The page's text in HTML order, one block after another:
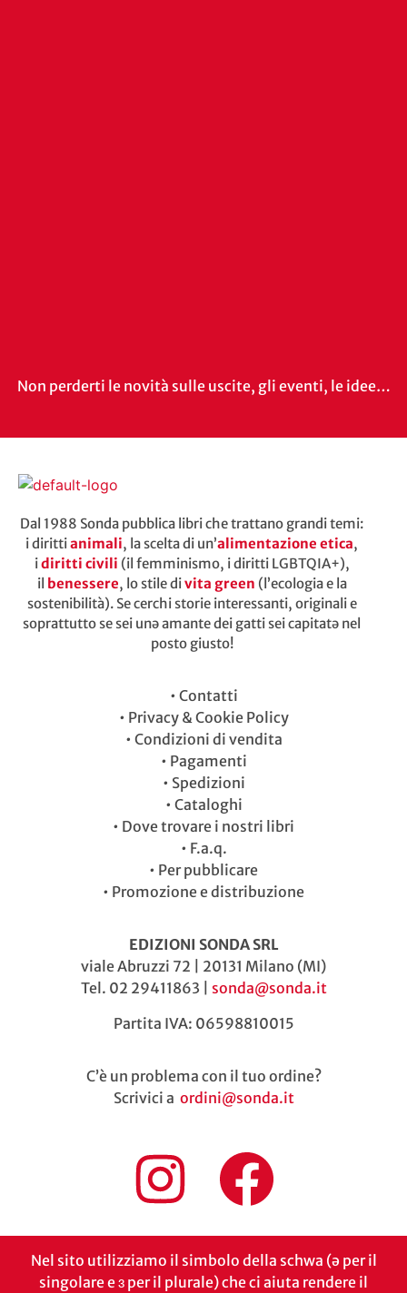
Non perderti le novità sulle uscite, gli eventi, le idee…
Dal 1988 Sonda pubblica libri che trattano grandi temi:
i dirittianimali, la scelta di un’alimentazione etica,
idiritti civili (il femminismo, i diritti LGBTQIA+),
il benessere, lo stile divita green (l’ecologia e la
sostenibilità). Se cerchi storie interessanti, originali e
soprattutto se sei unə amante dei gatti sei capitatə nel
posto giusto!
• Contatti
• Privacy & Cookie Policy
• Condizioni di vendita
• Pagamenti
• Spedizioni
• Cataloghi
• Dove trovare i nostri libri
• F.a.q.
• Per pubblicare
• Promozione e distribuzione
EDIZIONI SONDA SRL
viale Abruzzi 72 | 20131 Milano (MI)
Tel. 02 29411863 | sonda@sonda.it
Partita IVA: 06598810015
C’è un problema con il tuo ordine?
Scrivici a ordini@sonda.it
Nel sito utilizziamo il simbolo della schwa (ə per il
singolare e ɜ per il plurale) che ci aiuta rendere il